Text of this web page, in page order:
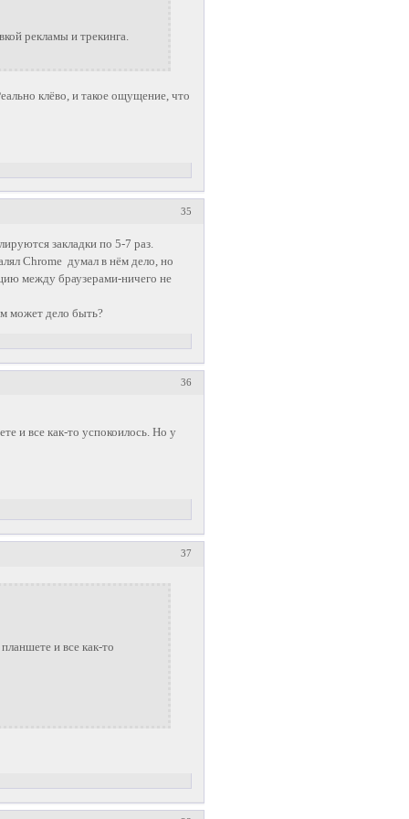
рекламы и трекинга.
клёво, и такое ощущение, что
35
закладки по 5-7 раз.
Chrome думал в нём дело, но
между браузерами-ничего не
может дело быть?
36
и все как-то успокоилось. Но у
37
и все как-то